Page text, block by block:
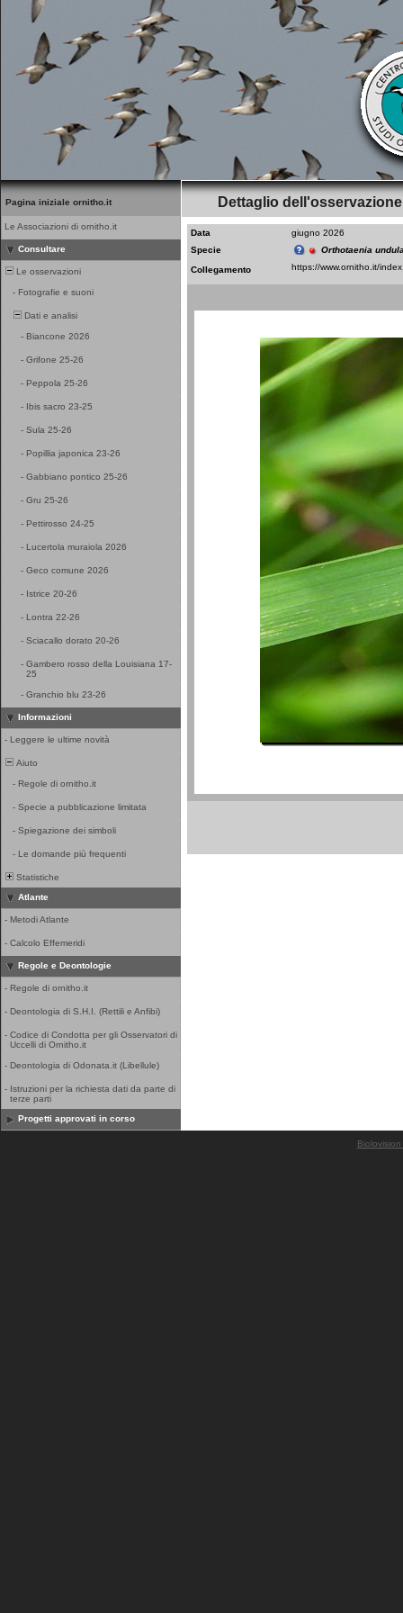
Pagina iniziale ornitho.it
Le Associazioni di ornitho.it
Consultare
Le osservazioni
- Fotografie e suoni
Dati e analisi
- Biancone 2026
- Grifone 25-26
- Peppola 25-26
- Ibis sacro 23-25
- Sula 25-26
- Popillia japonica 23-26
- Gabbiano pontico 25-26
- Gru 25-26
- Pettirosso 24-25
- Lucertola muraiola 2026
- Geco comune 2026
- Istrice 20-26
- Lontra 22-26
- Sciacallo dorato 20-26
- Gambero rosso della Louisiana 17-
25
- Granchio blu 23-26
Informazioni
- Leggere le ultime novità
Aiuto
- Regole di ornitho.it
- Specie a pubblicazione limitata
- Spiegazione dei simboli
- Le domande più frequenti
Statistiche
Atlante
- Metodi Atlante
- Calcolo Effemeridi
Regole e Deontologie
- Regole di ornitho.it
- Deontologia di S.H.I. (Rettili e Anfibi)
- Codice di Condotta per gli Osservatori di
Uccelli di Ornitho.it
- Deontologia di Odonata.it (Libellule)
- Istruzioni per la richiesta dati da parte di
terze parti
Progetti approvati in corso
Dettaglio dell'osservazione
Data
giugno 2026
Specie
Orthotaenia
Collegamento
Biolovision